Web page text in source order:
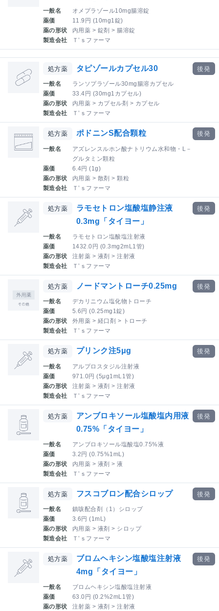
一般名
オメプラゾール10mg腸溶錠
薬価
11.9円 (10mg1錠)
薬の形状
内用薬 > 錠剤 > 腸溶錠
製造会社
Ｔ’ｓファーマ
処方薬 タピゾールカプセル30
一般名
ランソプラゾール30mg腸溶カプセル
薬価
33.4円 (30mg1カプセル)
薬の形状
内用薬 > カプセル剤 > カプセル
製造会社
Ｔ’ｓファーマ
後発
処方薬 ポドニンS配合顆粒
一般名
アズレンスルホン酸ナトリウム水和物・L－
グルタミン顆粒
薬価
6.4円 (1g)
薬の形状
内用薬 > 散剤 > 顆粒
製造会社
Ｔ’ｓファーマ
後発
処方薬
ラモセトロン塩酸塩静注液
0.3mg「タイヨー」
一般名
ラモセトロン塩酸塩注射液
薬価
1432.0円 (0.3mg2mL1管)
薬の形状
注射薬 > 液剤 > 注射液
製造会社
Ｔ’ｓファーマ
後発
処方薬 ノードマントローチ0.25mg
一般名
デカリニウム塩化物トローチ
薬価
5.6円 (0.25mg1錠)
薬の形状
外用薬 > 経口剤 > トローチ
製造会社
Ｔ’ｓファーマ
後発
処方薬 プリンク注5μg
一般名
アルプロスタジル注射液
薬価
971.0円 (5μg1mL1管)
薬の形状
注射薬 > 液剤 > 注射液
製造会社
Ｔ’ｓファーマ
後発
処方薬
アンブロキソール塩酸塩内用液
0.75%「タイヨー」
一般名
アンブロキソール塩酸塩0.75%液
薬価
3.2円 (0.75%1mL)
薬の形状
内用薬 > 液剤 > 液
製造会社
Ｔ’ｓファーマ
後発
処方薬 フスコブロン配合シロップ
一般名
鎮咳配合剤（1）シロップ
薬価
3.6円 (1mL)
薬の形状
内用薬 > 液剤 > シロップ
製造会社
Ｔ’ｓファーマ
後発
処方薬
ブロムヘキシン塩酸塩注射液
4mg「タイヨー」
一般名
ブロムヘキシン塩酸塩注射液
薬価
63.0円 (0.2%2mL1管)
薬の形状
注射薬 > 液剤 > 注射液
後発